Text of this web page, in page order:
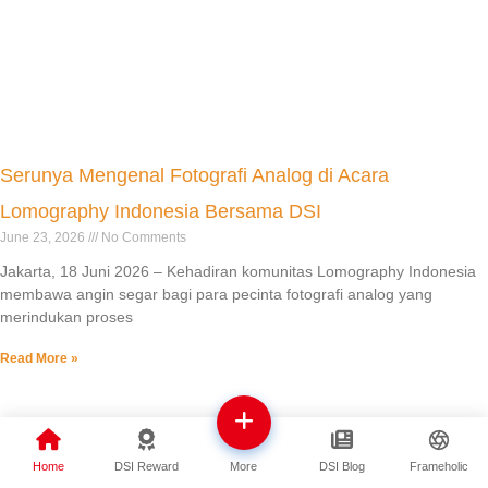
Serunya Mengenal Fotografi Analog di Acara
Lomography Indonesia Bersama DSI
June 23, 2026 No Comments
Jakarta, 18 Juni 2026 – Kehadiran komunitas Lomography Indonesia
membawa angin segar bagi para pecinta fotografi analog yang
merindukan proses
Read More »
Home DSI Reward More DSI Blog Frameholic